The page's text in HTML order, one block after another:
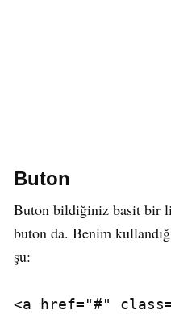
Buton
Buton bildiğiniz basit bir
buton da. Benim
şu:
<a href="#"